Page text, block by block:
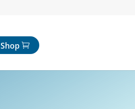
Shop